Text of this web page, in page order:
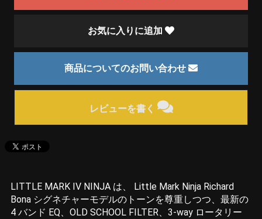
お気に入りに追加
商品についてのお問い合わせ
レビューを書く
LITTLE MARK IV NINJA は、 Little Mark Ninja Richard
Bona シグネチャーモデルのトーンを尊重しつつ、最新の
4 バンド EQ、OLD SCHOOL FILTER、3-way ロータリー